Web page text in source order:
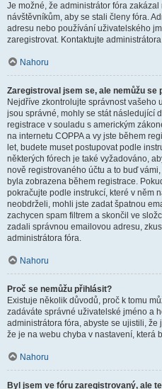
Je možné, že administrátor fóra
návštěvníkům, aby se stali členy fóra.
adresu nebo používání uživatelského
zaregistrovat. Kontaktujte
Nahoru
Zaregistroval jsem se, ale nemůžu se
Nejdříve zkontrolujte správnost vašeho
jsou správné, mohly se stát následující
registrace v souladu s americkým
na internetu COPPA a vy jste během
let, budete muset postupovat podle
některých fórech je také vyžadováno,
nově registrovaného účtu a to buď
byla zobrazena během registrace.
pokračujte podle instrukcí, které v něm
neobdrželi, mohli jste zadat špatnou
zachycen spam filtrem a skončil ve
zadali správnou emailovou adresu,
administrátora fóra.
Nahoru
Proč se nemůžu přihlásit?
Existuje několik důvodů, proč k tomu
zadáváte správné uživatelské jméno a
administrátora fóra, abyste se ujistili,
že je na webu chyba v nastavení, která
Nahoru
Byl jsem ve fóru zaregistrovaný, ale